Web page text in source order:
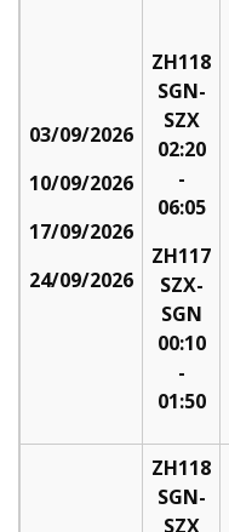
03/09/2026
10/09/2026
17/09/2026
24/09/2026
ZH118
SGN-
SZX
02:20
-
06:05
ZH117
SZX-
SGN
00:10
-
01:50
ZH118
SGN-
SZX